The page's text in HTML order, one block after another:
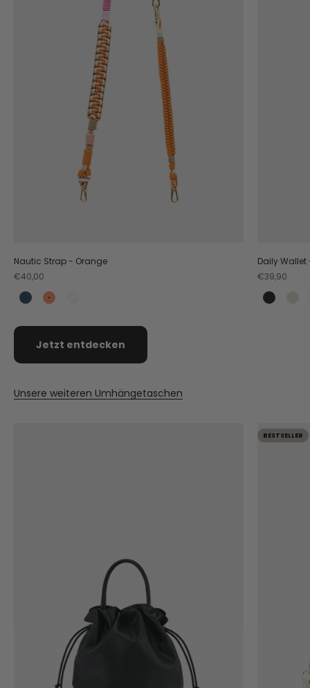
Nautic Strap - Orange
Angebot
€40,00
Teal Orange
Daily Wallet
Angebot
€39,90
Black
Jetzt entdecken
Unsere weiteren Umhängetaschen
BESTSELLER